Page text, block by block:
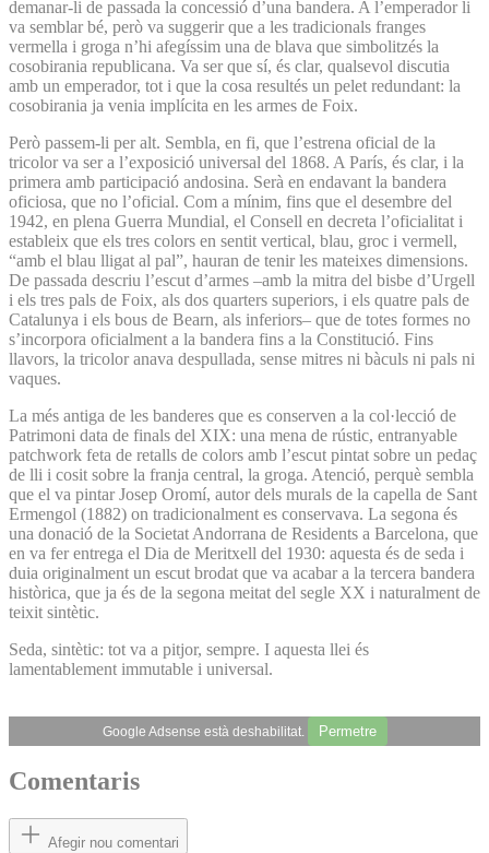
demanar-li de passada la concessió d’una bandera. A l’emperador li
va semblar bé, però va suggerir que a les tradicionals franges
vermella i groga n’hi afegíssim una de blava que simbolitzés la
cosobirania republicana. Va ser que sí, és clar, qualsevol discutia
amb un emperador, tot i que la cosa resultés un pelet redundant: la
cosobirania ja venia implícita en les armes de Foix.
Però passem-li per alt. Sembla, en fi, que l’estrena oficial de la
tricolor va ser a l’exposició universal del 1868. A París, és clar, i la
primera amb participació andosina. Serà en endavant la bandera
oficiosa, que no l’oficial. Com a mínim, fins que el desembre del
1942, en plena Guerra Mundial, el Consell en decreta l’oficialitat i
estableix que els tres colors en sentit vertical, blau, groc i vermell,
“amb el blau lligat al pal”, hauran de tenir les mateixes dimensions.
De passada descriu l’escut d’armes –amb la mitra del bisbe d’Urgell
i els tres pals de Foix, als dos quarters superiors, i els quatre pals de
Catalunya i els bous de Bearn, als inferiors– que de totes formes no
s’incorpora oficialment a la bandera fins a la Constitució. Fins
llavors, la tricolor anava despullada, sense mitres ni bàculs ni pals ni
vaques.
La més antiga de les banderes que es conserven a la col·lecció de
Patrimoni data de finals del XIX: una mena de rústic, entranyable
patchwork feta de retalls de colors amb l’escut pintat sobre un pedaç
de lli i cosit sobre la franja central, la groga. Atenció, perquè sembla
que el va pintar Josep Oromí, autor dels murals de la capella de Sant
Ermengol (1882) on tradicionalment es conservava. La segona és
una donació de la Societat Andorrana de Residents a Barcelona, que
en va fer entrega el Dia de Meritxell del 1930: aquesta és de seda i
duia originalment un escut brodat que va acabar a la tercera bandera
històrica, que ja és de la segona meitat del segle XX i naturalment de
teixit sintètic.
Seda, sintètic: tot va a pitjor, sempre. I aquesta llei és
lamentablement immutable i universal.
Google Adsense està deshabilitat. Permetre
Comentaris
Afegir nou comentari